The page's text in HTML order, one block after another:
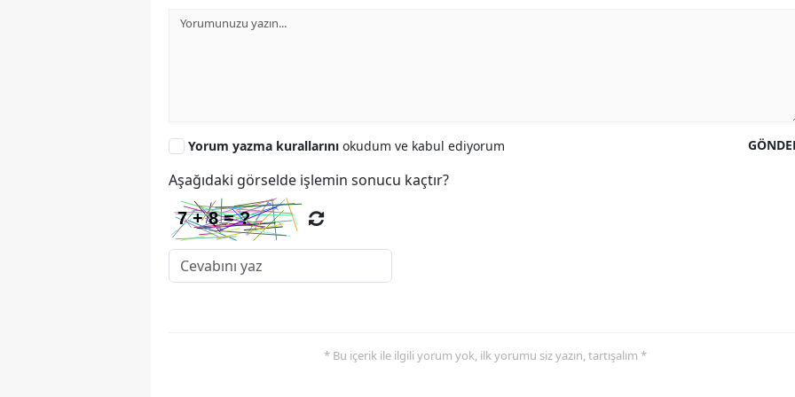
Yorum yazma kurallarını okudum ve kabul ediyorum
Aşağıdaki görselde işlemin sonucu kaçtır?
* Bu içerik ile ilgili yorum yok, ilk yorumu siz yazın, tartışalım *